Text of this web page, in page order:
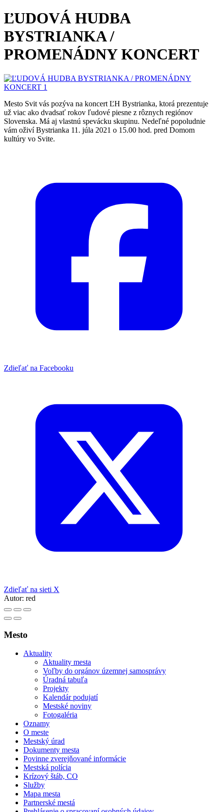
ĽUDOVÁ HUDBA
BYSTRIANKA /
PROMENÁDNY KONCERT
Mesto Svit vás pozýva na koncert ĽH Bystrianka, ktorá prezentuje
už viac ako dvadsať rokov ľudové piesne z rôznych regiónov
Slovenska. Má aj vlastnú spevácku skupinu. Nedeľné popoludnie
vám oživí Bystrianka 11. júla 2021 o 15.00 hod. pred Domom
kultúry vo Svite.
Zdieľať na Facebooku
Zdieľať na sieti X
Autor: red
Mesto
Aktuality
Aktuality mesta
Voľby do orgánov územnej samosprávy
Úradná tabuľa
Projekty
Kalendár podujatí
Mestské noviny
Fotogaléria
Oznamy
O meste
Mestský úrad
Dokumenty mesta
Povinne zverejňované informácie
Mestská polícia
Krízový štáb, CO
Služby
Mapa mesta
Partnerské mestá